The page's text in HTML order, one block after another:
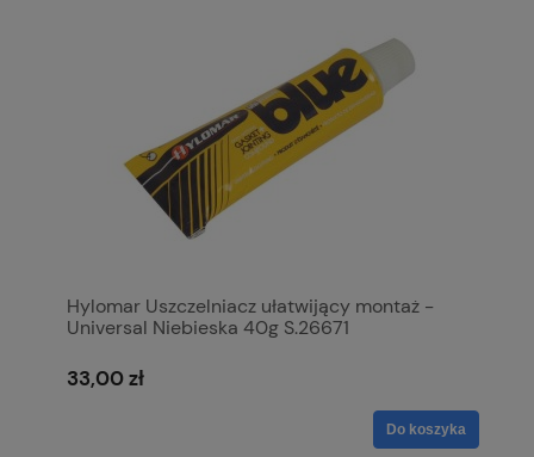
Hylomar Uszczelniacz ułatwijący montaż -
Universal Niebieska 40g S.26671
33,00 zł
Do koszyka